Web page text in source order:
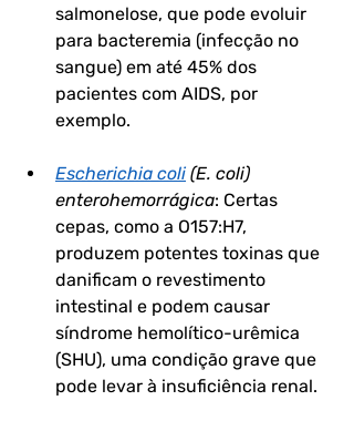
salmonelose, que pode evoluir
para bacteremia (infecção no
sangue) em até 45% dos
pacientes com AIDS, por
exemplo.
Escherichia coli (E. coli)
enterohemorrágica: Certas
cepas, como a O157:H7,
produzem potentes toxinas que
danificam o revestimento
intestinal e podem causar
síndrome hemolítico-urêmica
(SHU), uma condição grave que
pode levar à insuficiência renal.